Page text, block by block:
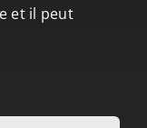
et il peut